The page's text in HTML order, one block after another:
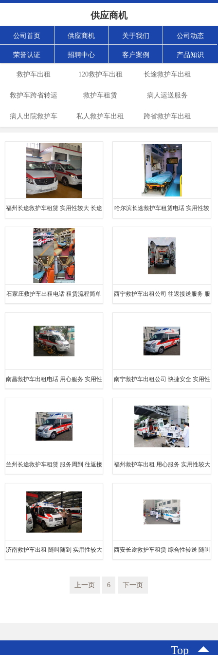
供应商机
公司首页 供应商机 关于我们 公司动态
荣誉认证 招聘中心 客户案例 产品知识
救护车出租 120救护车出租 长途救护车出租
救护车跨省转运 救护车租赁 病人运送服务
病人出院救护车 私人救护车出租 跨省救护车出租
福州长途救护车租赁 实用性较大 长途
跨省
哈尔滨长途救护车租赁电话 实用性较
石家庄救护车出租电话 租赁流程简单 西宁救护车出租公司 往返接送服务 服
南昌救护车出租电话 用心服务 实用性 南宁救护车出租公司 快捷安全 实用性
兰州长途救护车租赁 服务周到 往返接 福州救护车出租 用心服务 实用性较大
济南救护车出租 随叫随到 实用性较大 西安长途救护车租赁 综合性转送 随叫
上一页 6 下一页
Top